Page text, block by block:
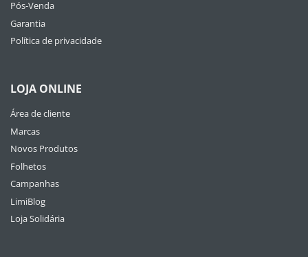
Pós-Venda
Garantia
Política de privacidade
LOJA ONLINE
Área de cliente
Marcas
Novos Produtos
Folhetos
Campanhas
LimiBlog
Loja Solidária